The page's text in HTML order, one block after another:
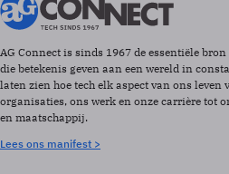
AG Connect is sinds 1967 de essentiële
die betekenis geven aan een wereld in
laten zien hoe tech elk aspect van ons leven
organisaties, ons werk en onze carrière tot
en maatschappij.
Lees ons manifest >